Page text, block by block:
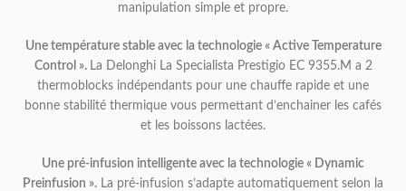
manipulation simple et propre.
Une température stable avec la technologie « Active Temperature
Control ». La Delonghi La Specialista Prestigio EC 9355.M a 2
thermoblocks indépendants pour une chauffe rapide et une
bonne stabilité thermique vous permettant d’enchainer les cafés
et les boissons lactées.
Une pré-infusion intelligente avec la technologie « Dynamic
Preinfusion ». La pré-infusion s’adapte automatiquement selon la